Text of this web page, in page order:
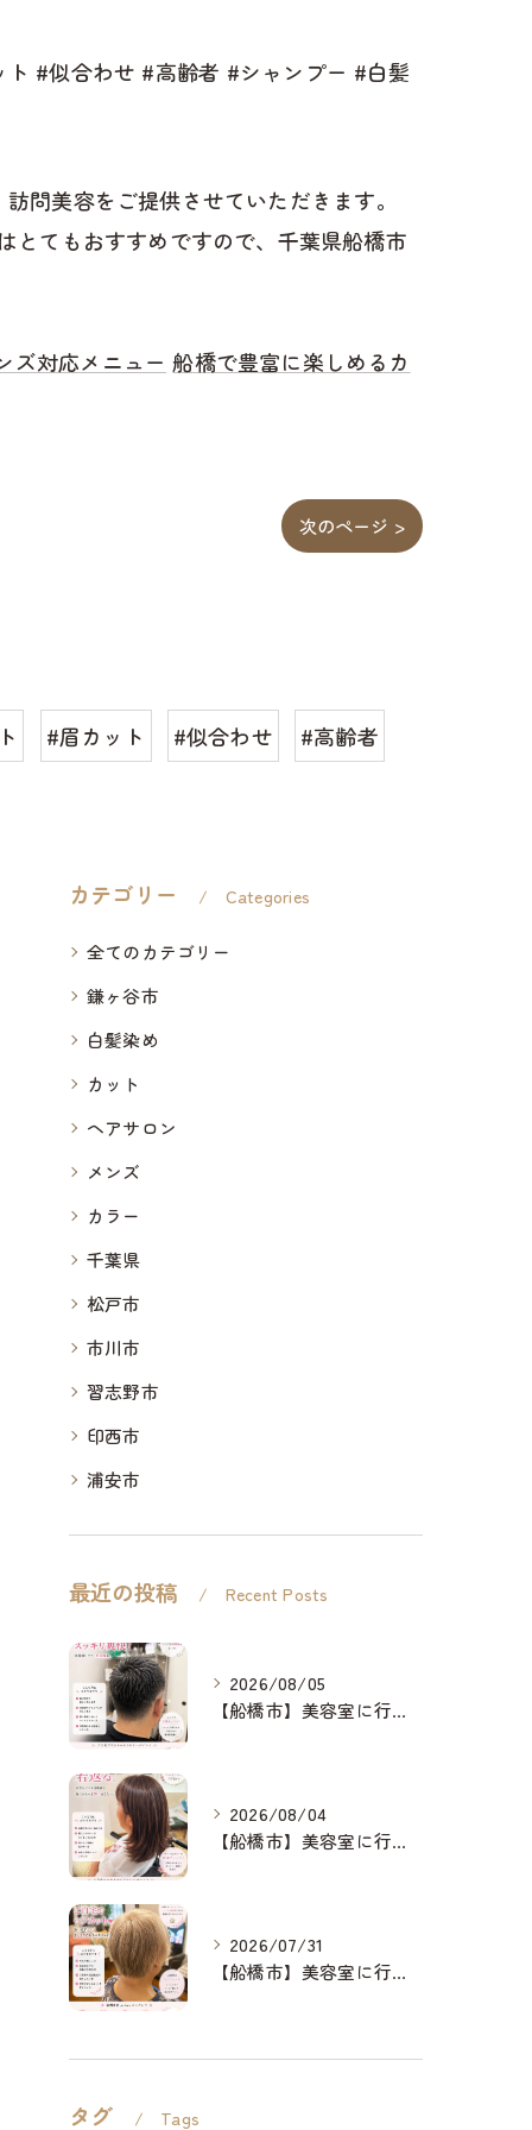
#似合わせ #高齢者 #シャンプー #白髪
問美容をご提供させていただきます。
とてもおすすめですので、千葉県船橋市
ズ対応メニュー 船橋で豊富に楽しめるカ
次のページ >
#眉カット #似合わせ #高齢者
カテゴリー Categories
全てのカテゴリー
鎌ヶ谷市
白髪染め
カット
ヘアサロン
メンズ
カラー
千葉県
松戸市
市川市
習志野市
印西市
浦安市
最近の投稿 Recent Posts
2026/08/05
【船橋市】美容室に行けない…をなくしたい✂️✨
2026/08/04
【船橋市】美容室に行けない…をなくしたい✂️✨
2026/07/31
【船橋市】美容室に行けない…をなくしたい✂️✨
タグ Tags